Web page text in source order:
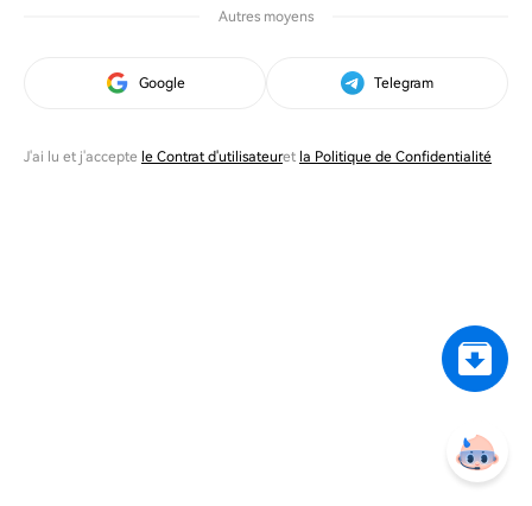
Autres moyens
Google Telegram
J'ai lu et j'accepte le Contrat d'utilisateuret la Politique de Confidentialité